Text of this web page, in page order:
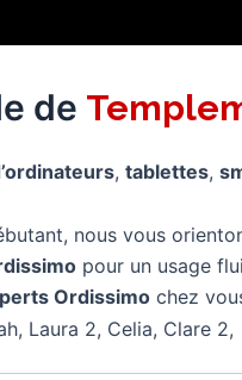
de
, tablettes,
nous vous
pour un usage
Ordissimo chez
Laura 2, Celia, Clare